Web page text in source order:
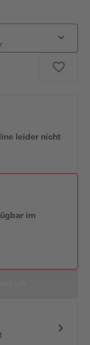
leider nicht
im